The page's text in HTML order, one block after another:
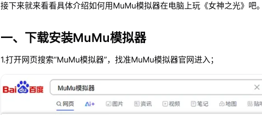
接下来就来看看具体介绍如何用MuMu模拟器在电脑上玩《女神之光》吧。
一、下载安装MuMu模拟器
1.打开网页搜索“MuMu模拟器”，找准MuMu模拟器官网进入；